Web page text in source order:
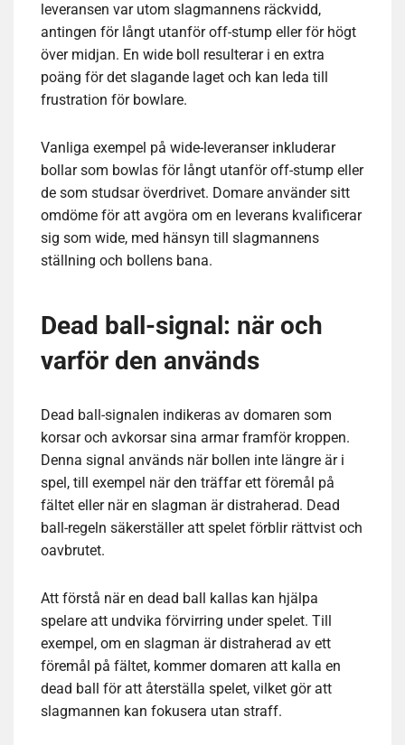
leveransen var utom slagmannens räckvidd,
antingen för långt utanför off-stump eller för högt
över midjan. En wide boll resulterar i en extra
poäng för det slagande laget och kan leda till
frustration för bowlare.
Vanliga exempel på wide-leveranser inkluderar
bollar som bowlas för långt utanför off-stump eller
de som studsar överdrivet. Domare använder sitt
omdöme för att avgöra om en leverans kvalificerar
sig som wide, med hänsyn till slagmannens
ställning och bollens bana.
Dead ball-signal: när och
varför den används
Dead ball-signalen indikeras av domaren som
korsar och avkorsar sina armar framför kroppen.
Denna signal används när bollen inte längre är i
spel, till exempel när den träffar ett föremål på
fältet eller när en slagman är distraherad. Dead
ball-regeln säkerställer att spelet förblir rättvist och
oavbrutet.
Att förstå när en dead ball kallas kan hjälpa
spelare att undvika förvirring under spelet. Till
exempel, om en slagman är distraherad av ett
föremål på fältet, kommer domaren att kalla en
dead ball för att återställa spelet, vilket gör att
slagmannen kan fokusera utan straff.